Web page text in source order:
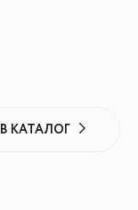
В КАТАЛОГ